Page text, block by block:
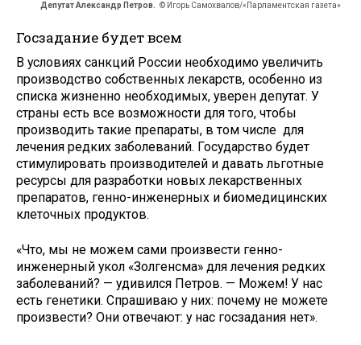
Депутат Александр Петров. © Игорь Самохвалов/«Парламентская газета»
Госзадание будет всем
В условиях санкций России необходимо увеличить
производство собственных лекарств, особенно из
списка жизненно необходимых, уверен депутат. У
страны есть все возможности для того, чтобы
производить такие препараты, в том числе для
лечения редких заболеваний. Государство будет
стимулировать производителей и давать льготные
ресурсы для разработки новых лекарственных
препаратов, генно-инженерных и биомедицинских
клеточных продуктов.
«Что, мы не можем сами произвести генно-
инженерный укол «Золгенсма» для лечения редких
заболеваний? — удивился Петров. — Можем! У нас
есть генетики. Спрашиваю у них: почему не можете
произвести? Они отвечают: у нас госзадания нет».